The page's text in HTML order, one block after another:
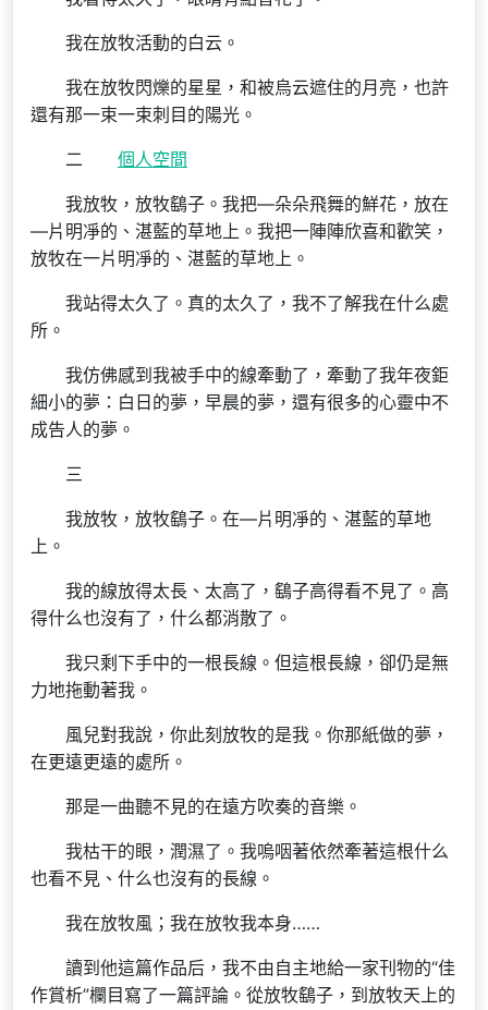
我在放牧活動的白云。
我在放牧閃爍的星星，和被烏云遮住的月亮，也許
還有那一束一束刺目的陽光。
二 個人空間
我放牧，放牧鷂子。我把—朵朵飛舞的鮮花，放在
—片明凈的、湛藍的草地上。我把一陣陣欣喜和歡笑，
放牧在一片明凈的、湛藍的草地上。
我站得太久了。真的太久了，我不了解我在什么處
所。
我仿佛感到我被手中的線牽動了，牽動了我年夜鉅
細小的夢：白日的夢，早晨的夢，還有很多的心靈中不
成告人的夢。
三
我放牧，放牧鷂子。在—片明凈的、湛藍的草地
上。
我的線放得太長、太高了，鷂子高得看不見了。高
得什么也沒有了，什么都消散了。
我只剩下手中的一根長線。但這根長線，卻仍是無
力地拖動著我。
風兒對我說，你此刻放牧的是我。你那紙做的夢，
在更遠更遠的處所。
那是一曲聽不見的在遠方吹奏的音樂。
我枯干的眼，潤濕了。我嗚咽著依然牽著這根什么
也看不見、什么也沒有的長線。
我在放牧風；我在放牧我本身……
讀到他這篇作品后，我不由自主地給一家刊物的“佳
作賞析”欄目寫了一篇評論。從放牧鷂子，到放牧天上的